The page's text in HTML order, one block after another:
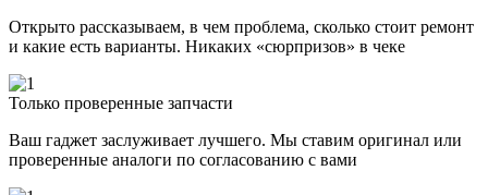
Открыто рассказываем, в чем проблема, сколько стоит ремонт
и какие есть варианты. Никаких «сюрпризов» в чеке
Только проверенные запчасти
Ваш гаджет заслуживает лучшего. Мы ставим оригинал или
проверенные аналоги по согласованию с вами